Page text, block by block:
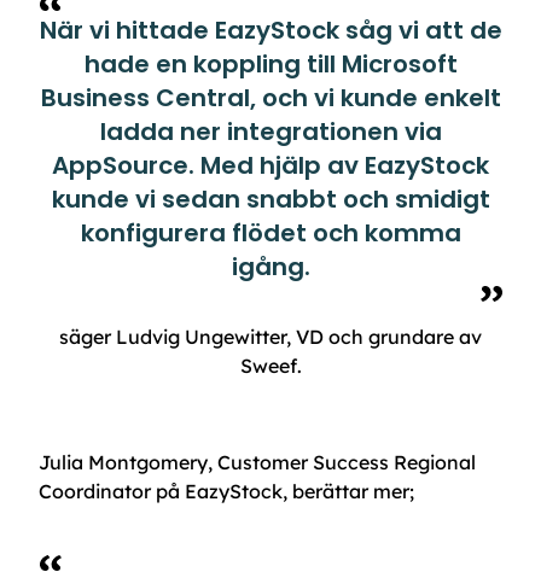
När vi hittade EazyStock såg vi att de
hade en koppling till Microsoft
Business Central, och vi kunde enkelt
ladda ner integrationen via
AppSource. Med hjälp av EazyStock
kunde vi sedan snabbt och smidigt
konfigurera flödet och komma
igång.
säger Ludvig Ungewitter, VD och grundare av
Sweef.
Julia Montgomery, Customer Success Regional
Coordinator på EazyStock, berättar mer;